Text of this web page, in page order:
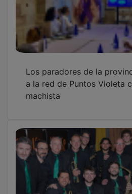
Los paradores de la
a la red de Puntos Violeta
machista